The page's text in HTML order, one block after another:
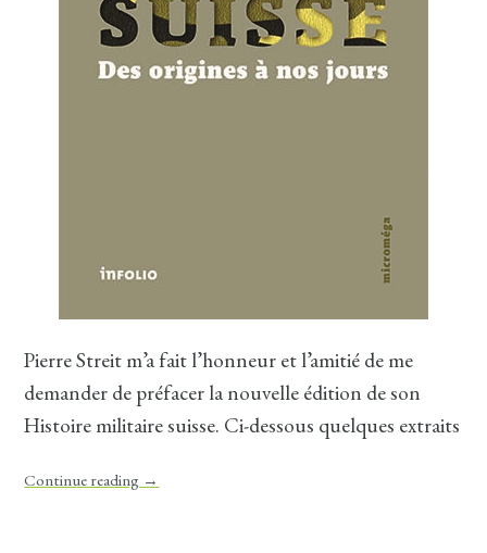
Pierre Streit m’a fait l’honneur et l’amitié de me
demander de préfacer la nouvelle édition de son
Histoire militaire suisse. Ci-dessous quelques extraits
Continue reading →